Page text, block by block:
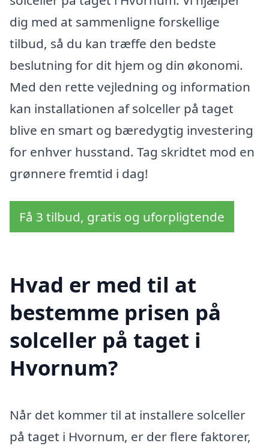
dig med at sammenligne forskellige
tilbud, så du kan træffe den bedste
beslutning for dit hjem og din økonomi.
Med den rette vejledning og information
kan installationen af solceller på taget
blive en smart og bæredygtig investering
for enhver husstand. Tag skridtet mod en
grønnere fremtid i dag!
Få 3 tilbud, gratis og uforpligtende
Hvad er med til at
bestemme prisen på
solceller på taget i
Hvornum?
Når det kommer til at installere solceller
på taget i Hvornum, er der flere faktorer,